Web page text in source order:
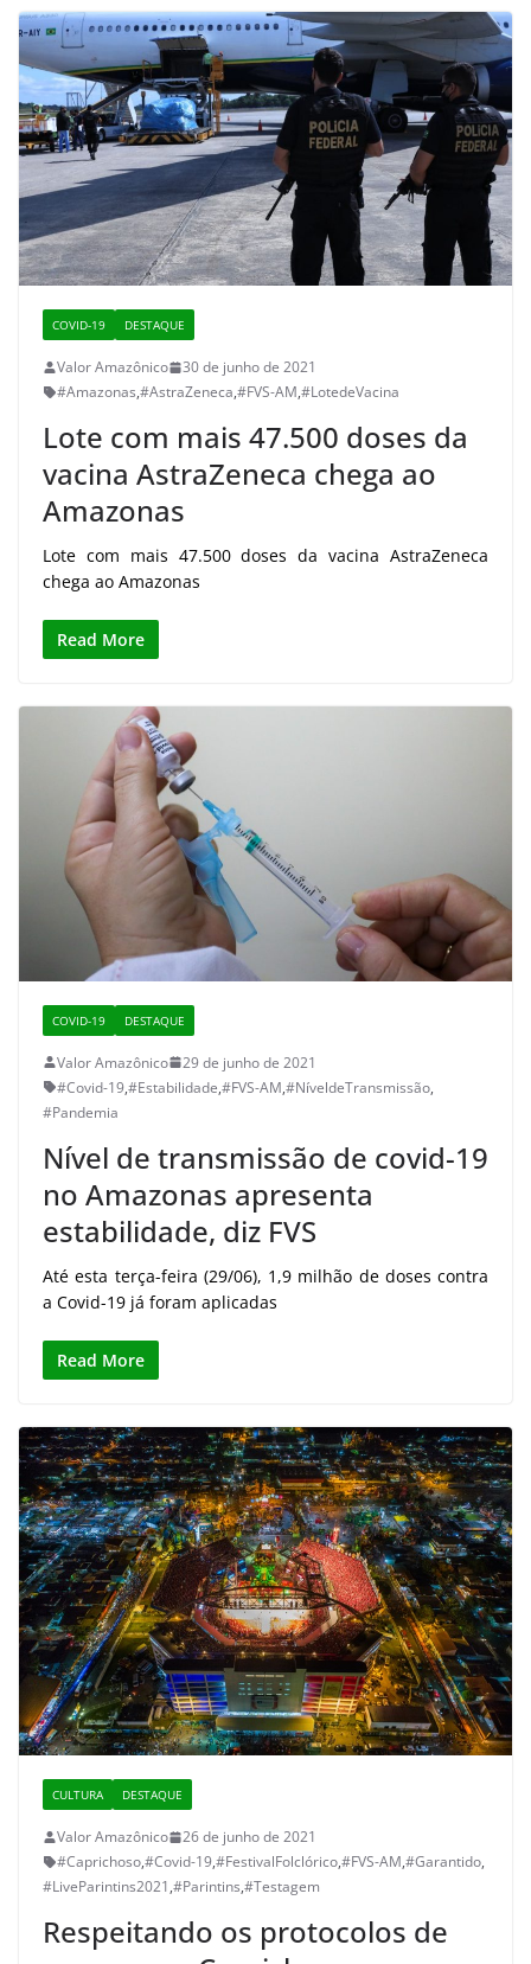
COVID-19 DESTAQUE
Valor Amazônico
30 de junho de 2021
#Amazonas,#AstraZeneca,#FVS-AM,#LotedeVacina
Lote com mais 47.500 doses da
vacina AstraZeneca chega ao
Amazonas
Lote com mais 47.500 doses da vacina AstraZeneca
chega ao Amazonas
Read More
COVID-19 DESTAQUE
Valor Amazônico
29 de junho de 2021
#Covid-19,#Estabilidade,#FVS-AM,#NíveldeTransmissão,
#Pandemia
Nível de transmissão de covid-19
no Amazonas apresenta
estabilidade, diz FVS
Até esta terça-feira (29/06), 1,9 milhão de doses contra
a Covid-19 já foram aplicadas
Read More
CULTURA DESTAQUE
Valor Amazônico
26 de junho de 2021
#Caprichoso,#Covid-19,#FestivalFolclórico,#FVS-AM,#Garantido,
#LiveParintins2021,#Parintins,#Testagem
Respeitando os protocolos de